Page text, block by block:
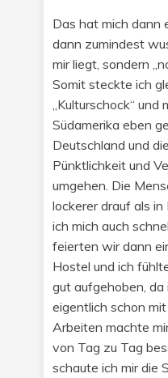
Das hat mich dann
dann zumindest
mir liegt, sondern
Somit steckte ich
„Kulturschock“ und
Südamerika eben
Deutschland und
Pünktlichkeit und
umgehen. Die
lockerer drauf als in
ich mich auch
feierten wir dann
Hostel und ich
gut aufgehoben,
eigentlich schon
Arbeiten machte
von Tag zu Tag
schaute ich mir die